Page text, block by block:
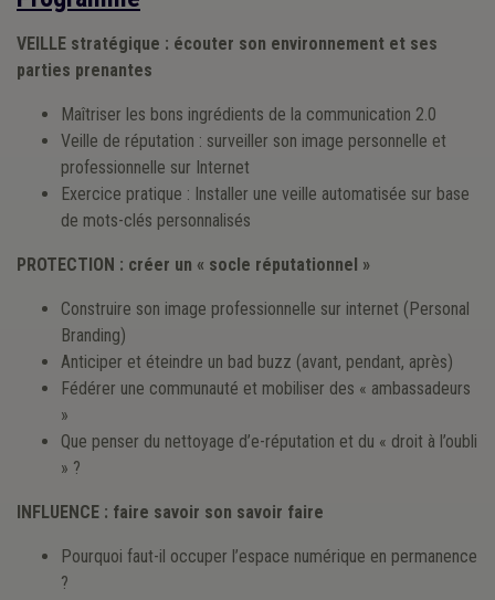
VEILLE stratégique : écouter son environnement et ses
parties prenantes
Maîtriser les bons ingrédients de la communication 2.0
Veille de réputation : surveiller son image personnelle et
professionnelle sur Internet
Exercice pratique : Installer une veille automatisée sur base
de mots-clés personnalisés
PROTECTION : créer un « socle réputationnel »
Construire son image professionnelle sur internet (Personal
Branding)
Anticiper et éteindre un bad buzz (avant, pendant, après)
Fédérer une communauté et mobiliser des « ambassadeurs
»
Que penser du nettoyage d’e-réputation et du « droit à l’oubli
» ?
INFLUENCE : faire savoir son savoir faire
Pourquoi faut-il occuper l’espace numérique en permanence
?